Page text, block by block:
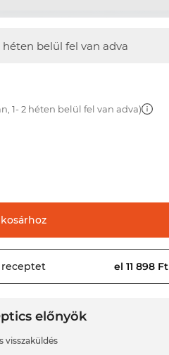
héten belül fel van adva
1- 2 héten belül fel van adva)
kosárhoz
receptet el 11 898 Ft
előnyök
visszaküldés